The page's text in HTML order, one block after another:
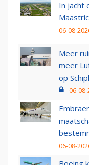
In jacht
06-08-
Meer
meer
op
06-
06-08-